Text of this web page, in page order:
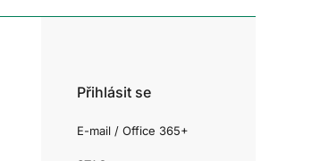
Přihlásit se
E-mail / Office 365+